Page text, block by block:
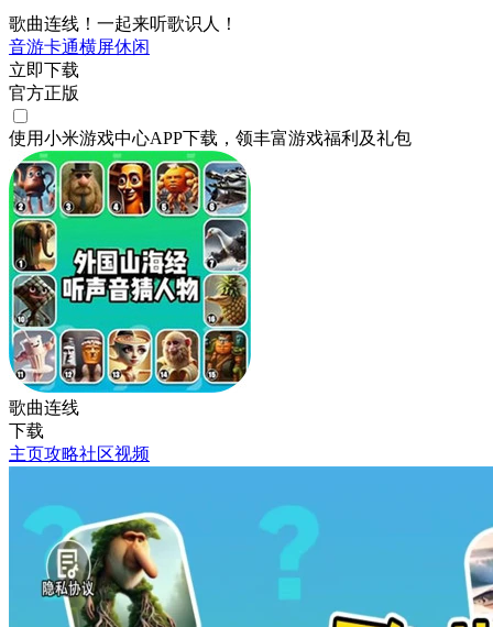
歌曲连线！一起来听歌识人！
音游卡通横屏休闲
立即下载
官方正版
使用小米游戏中心APP下载 ，领丰富游戏福利 及礼包
歌曲连线
下载
主页攻略社区视频